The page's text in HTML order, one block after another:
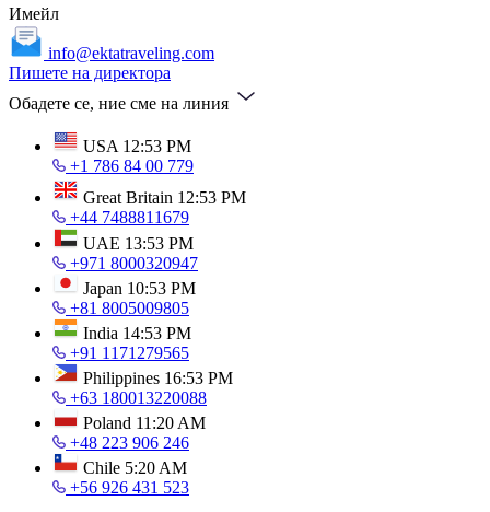
Имейл
info@ektatraveling.com
Пишете на директора
Обадете се, ние сме на линия
USA 12:53 PM
+1 786 84 00 779
Great Britain 12:53 PM
+44 7488811679
UAE 13:53 PM
+971 8000320947
Japan 10:53 PM
+81 8005009805
India 14:53 PM
+91 1171279565
Philippines 16:53 PM
+63 180013220088
Poland 11:20 AM
+48 223 906 246
Chile 5:20 AM
+56 926 431 523